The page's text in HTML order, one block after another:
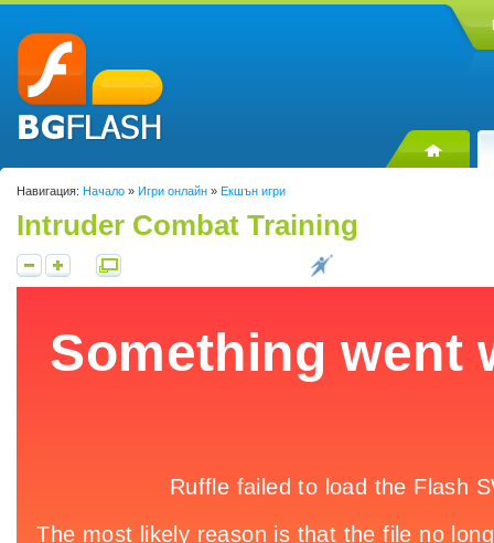
Навигация: Начало » Игри онлайн » Екшън игри
Intruder Combat Training